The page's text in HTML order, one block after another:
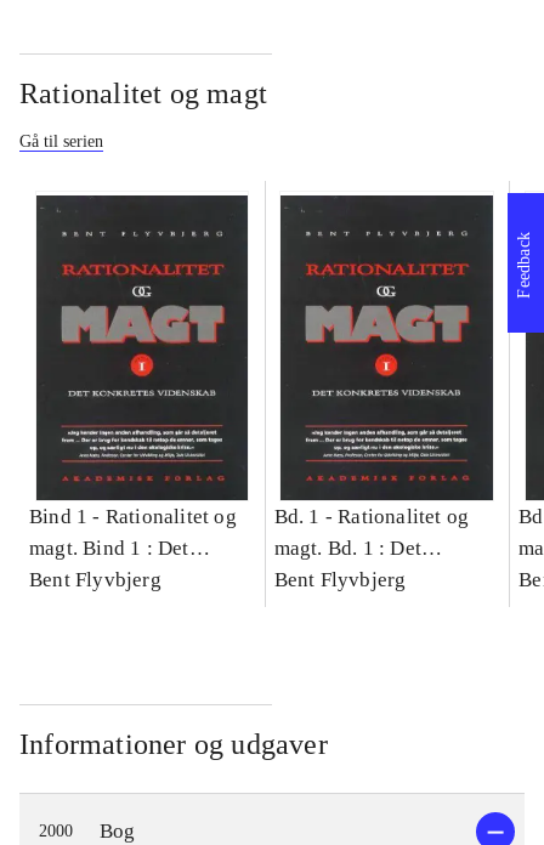
Rationalitet og magt
Gå til serien
Bind 1 - Rationalitet og
magt. Bind 1 : Det
konkretes videnskab
Bent Flyvbjerg
Bd. 1 -Rationalitet og
magt. Bd. 1 : Det
konkretes videnskab
Bent Flyvbjerg
Informationer og udgaver
2000 Bog
Feedback